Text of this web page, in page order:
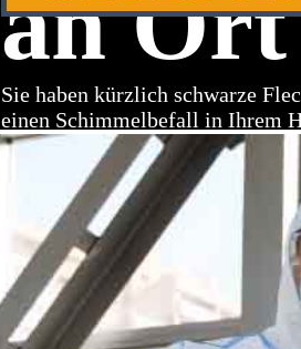
an Ort
Sie haben kürzlich schwarze
einen Schimmelbefall in Ihrem